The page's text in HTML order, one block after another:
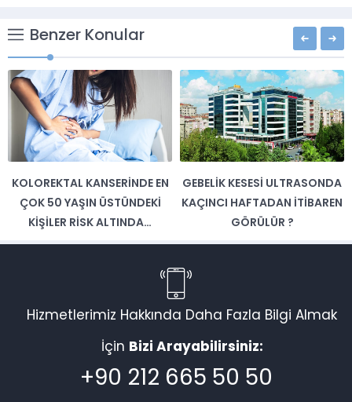
Benzer Konular
KOLOREKTAL KANSERINDE EN
ÇOK 50 YAŞIN ÜSTÜNDEKI
KIŞILER RISK ALTINDA…
GEBELIK KESESI ULTRASONDA
KAÇINCI HAFTADAN İTIBAREN
GÖRÜLÜR ?
Hizmetlerimiz Hakkında Daha Fazla Bilgi Almak
İçin Bizi Arayabilirsiniz:
+90 212 665 50 50